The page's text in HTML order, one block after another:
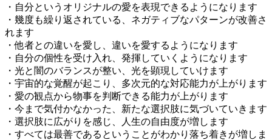
・自分というオリジナルの愛を表現できるようになります
・幾度も繰り返されている、ネガティブなパターンが改善さ
れます
・他者との違いを愛し、違いを愛するようになります
・自分の個性を受け入れ、発揮していくようになります
・光と闇のバランスが整い、光を顕現していけます
・宇宙的な覚醒が起こり、多次元的な対応能力が上がります
・愛の観点から物事を判断できる能力が上がります
・今まで気付かなかった、新たな選択肢に気づいていきます
・選択肢に広がりを感じ、人生の自由度が増します
・すべては最善であるということがわかり落ち着きが増しま